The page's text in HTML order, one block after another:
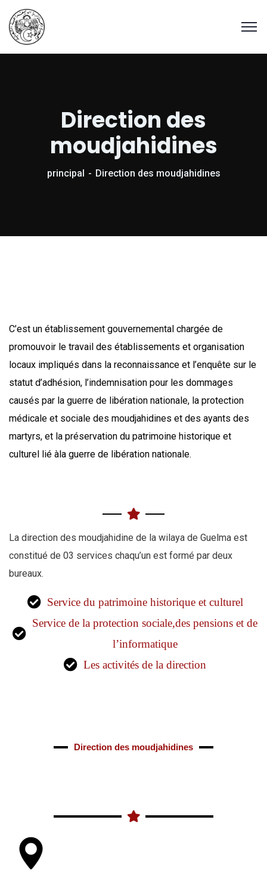
Direction des
moudjahidines
principal Direction des moudjahidines
C’est un établissement gouvernemental chargée de
promouvoir le travail des établissements et organisation
locaux impliqués dans la reconnaissance et l’enquête sur le
statut d’adhésion, l’indemnisation pour les dommages
causés par la guerre de libération nationale, la protection
médicale et sociale des moudjahidines et des ayants des
martyrs, et la préservation du patrimoine historique et
culturel lié àla guerre de libération nationale.
La direction des moudjahidine de la wilaya de Guelma est
constitué de 03 services chaqu’un est formé par deux
bureaux.
Service du patrimoine historique et culturel
Service de la protection sociale,des pensions et de
l’informatique
Les activités de la direction
Direction des moudjahidines